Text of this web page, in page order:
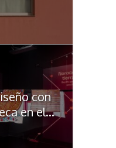
con
en el...